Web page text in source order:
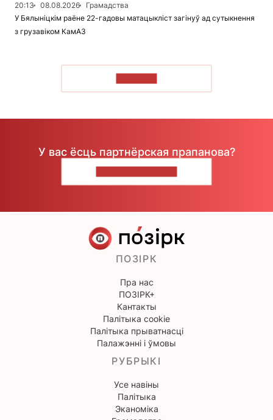
20:13
08.08.2026
Грамадства
У Бялыніцкім раёне 22-гадовы матацыкліст загінуў ад сутыкнення
з грузавіком КамАЗ
У вас ёсць партнёрская прапанова?
ПОЗІРК
Пра нас
ПОЗІРК+
Кантакты
Палітыка cookie
Палітыка прыватнасці
Палажэнні і ўмовы
РУБРЫКІ
Усе навіны
Палітыка
Эканоміка